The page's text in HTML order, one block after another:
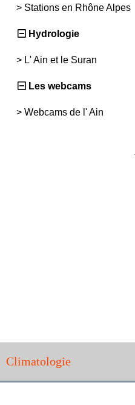
> Stations en Rhône Alpes
Hydrologie
> L' Ain et le Suran
Les webcams
> Webcams de l' Ain
Climatologie